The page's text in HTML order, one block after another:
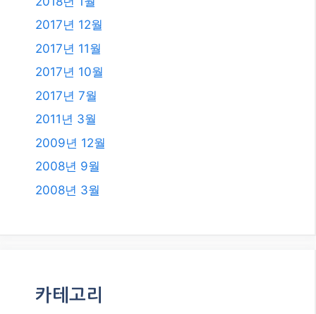
2017년 12월
2017년 11월
2017년 10월
2017년 7월
2011년 3월
2009년 12월
2008년 9월
2008년 3월
카테고리